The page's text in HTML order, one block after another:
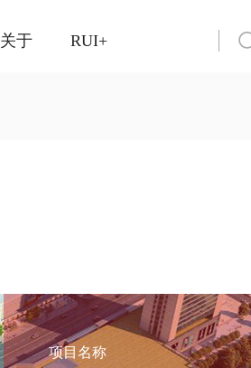
关于 RUI+
项目名称